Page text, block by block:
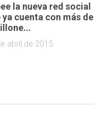
la nueva red social
ya cuenta con más de
abril de 2015